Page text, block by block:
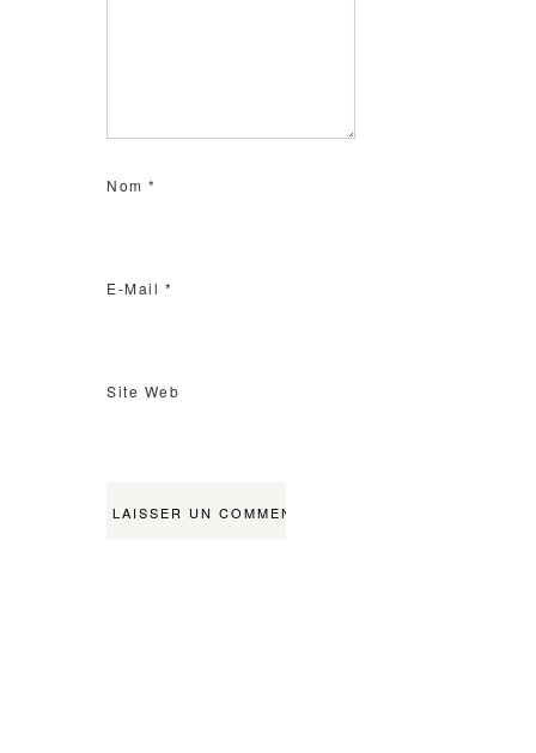
Nom*
E-Mail *
Site Web